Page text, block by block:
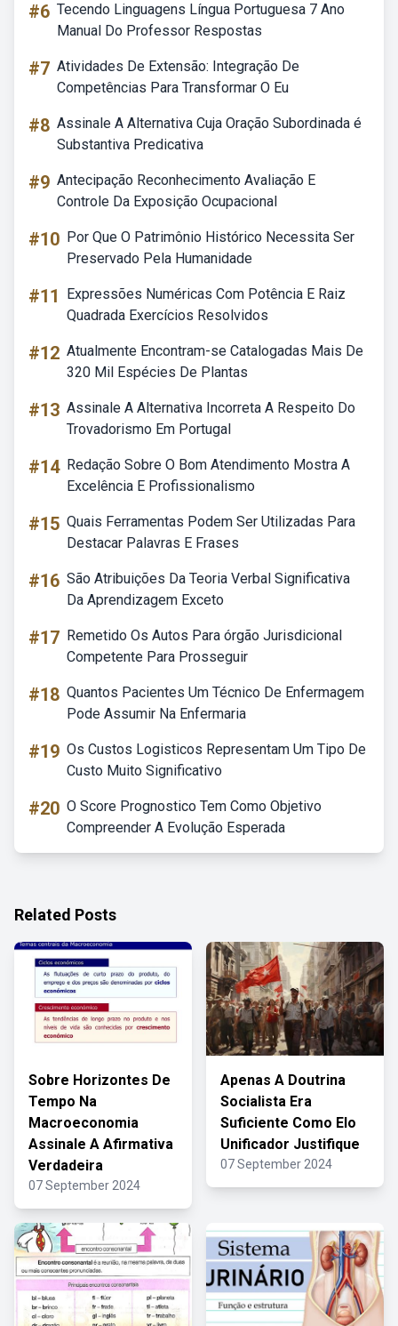
#6 Tecendo Linguagens Língua Portuguesa 7 Ano
Manual Do Professor Respostas
#7 Atividades De Extensão: Integração De
Competências Para Transformar O Eu
#8 Assinale A Alternativa Cuja Oração Subordinada é
Substantiva Predicativa
#9 Antecipação Reconhecimento Avaliação E
Controle Da Exposição Ocupacional
#10 Por Que O Patrimônio Histórico Necessita Ser
Preservado Pela Humanidade
#11
Expressões Numéricas Com Potência E Raiz
Quadrada Exercícios Resolvidos
#12 Atualmente Encontram-se Catalogadas Mais De
320 Mil Espécies De Plantas
#13 Assinale A Alternativa Incorreta A Respeito Do
Trovadorismo Em Portugal
#14 Redação Sobre O Bom Atendimento Mostra A
Excelência E Profissionalismo
#15 Quais Ferramentas Podem Ser Utilizadas Para
Destacar Palavras E Frases
#16 São Atribuições Da Teoria Verbal Significativa
Da Aprendizagem Exceto
#17 Remetido Os Autos Para órgão Jurisdicional
Competente Para Prosseguir
#18 Quantos Pacientes Um Técnico De Enfermagem
Pode Assumir Na Enfermaria
#19 Os Custos Logisticos Representam Um Tipo De
Custo Muito Significativo
#20 O Score Prognostico Tem Como Objetivo
Compreender A Evolução Esperada
Related Posts
Sobre Horizontes De
Tempo Na
Macroeconomia
Assinale A Afirmativa
Verdadeira
07 September 2024
Apenas A Doutrina
Socialista Era
Suficiente Como Elo
Unificador Justifique
07 September 2024